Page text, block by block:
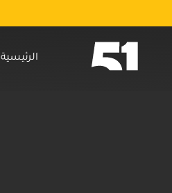
الرئيسية